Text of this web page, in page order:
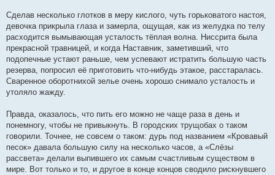
Сделав несколько глотков в меру кислого, чуть горьковатого настоя,
девочка прикрыла глаза и замерла, ощущая, как из желудка по телу
расходится вымывающая усталость тёплая волна. Ниссрита была
прекрасной травницей, и когда Наставник, заметивший, что
подопечные устают раньше, чем успевают истратить большую часть
резерва, попросил её приготовить что-нибудь этакое, расстаралась.
Сваренное оборотнихой зелье очень хорошо снимало усталость и
утоляло жажду.
Правда, оказалось, что пить его можно не чаще раза в день и
понемногу, чтобы не привыкнуть. В городских трущобах о таком
говорили. Точнее, не совсем о таком: дурь под названием «Кровавый
песок» давала большую силу на несколько часов, а «Слёзы
рассвета» делали выпившего их самым счастливым существом в
мире. Вот только и то, и другое в конце концов сводило рискнувшего